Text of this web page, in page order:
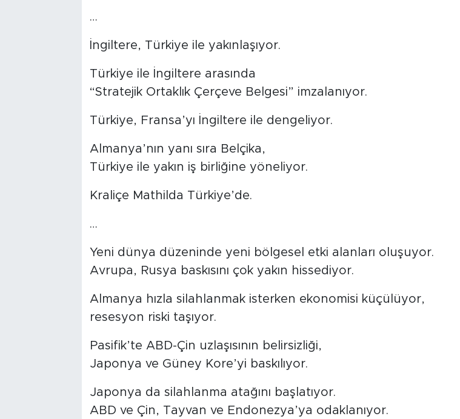
…
İngiltere, Türkiye ile yakınlaşıyor.
Türkiye ile İngiltere arasında
“Stratejik Ortaklık Çerçeve Belgesi” imzalanıyor.
Türkiye, Fransa’yı İngiltere ile dengeliyor.
Almanya’nın yanı sıra Belçika,
Türkiye ile yakın iş birliğine yöneliyor.
Kraliçe Mathilda Türkiye’de.
…
Yeni dünya düzeninde yeni bölgesel etki alanları oluşuyor.
Avrupa, Rusya baskısını çok yakın hissediyor.
Almanya hızla silahlanmak isterken ekonomisi küçülüyor,
resesyon riski taşıyor.
Pasifik’te ABD-Çin uzlaşısının belirsizliği,
Japonya ve Güney Kore’yi baskılıyor.
Japonya da silahlanma atağını başlatıyor.
ABD ve Çin, Tayvan ve Endonezya’ya odaklanıyor.